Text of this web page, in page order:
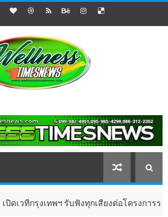
เทพฯ รับฟังทุกเสียงต่อโครงการรถไฟฟ้าวง